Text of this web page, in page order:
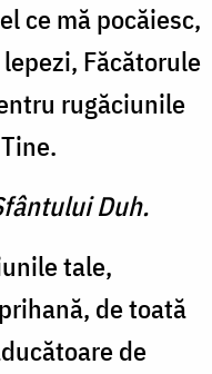
ce mă pocăiesc,
Făcătorule
rugăciunile
Duh.
tale,
de toată
de